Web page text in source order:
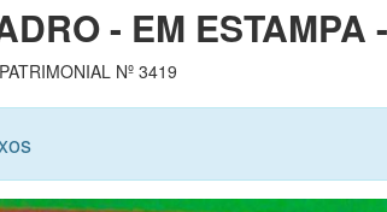
- EM ESTAMPA
Nº 3419